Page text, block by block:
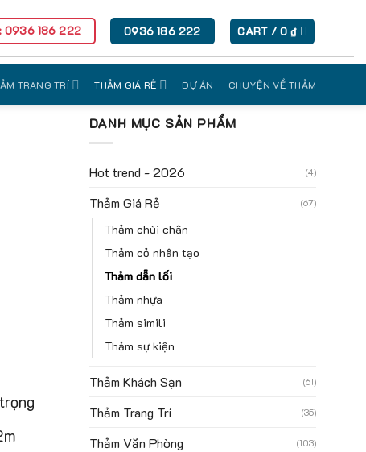
0936 186 222 0936 186 222 CART /0 ₫
TRANG TRÍ THẢM GIÁ RẺ DỰ ÁN CHUYỆN VỀ THẢM
DANH MỤC SẢN PHẨM
Hot trend - 2026 (4)
Thảm Giá Rẻ (67)
Thảm chùi chân
Thảm cỏ nhân tạo
Thảm dẫn lối
Thảm nhựa
Thảm simili
Thảm sự kiện
Thảm Khách Sạn (61)
Thảm Trang Trí (35)
Thảm Văn Phòng (103)